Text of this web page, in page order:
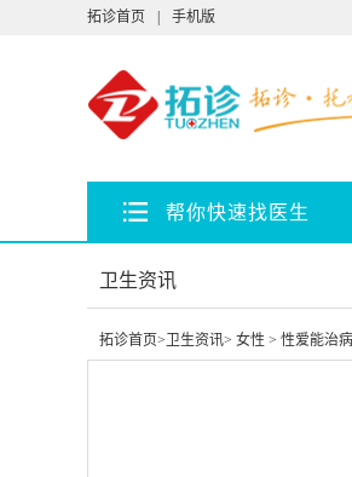
拓诊首页 手机版
帮你快速找医生
卫生资讯
拓诊首页> 卫生资讯> 女性 > 性爱能治